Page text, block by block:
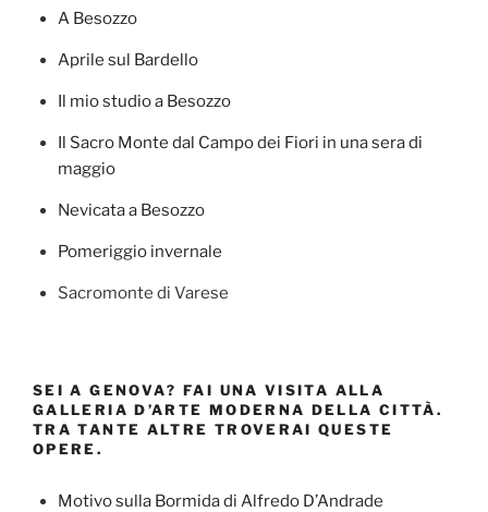
A Besozzo
Aprile sul Bardello
Il mio studio a Besozzo
Il Sacro Monte dal Campo dei Fiori in una sera di
maggio
Nevicata a Besozzo
Pomeriggio invernale
Sacromonte di Varese
SEI A GENOVA? FAI UNA VISITA ALLA
GALLERIA D’ARTE MODERNA DELLA CITTÀ.
TRA TANTE ALTRE TROVERAI QUESTE
OPERE.
Motivo sulla Bormida di Alfredo D’Andrade